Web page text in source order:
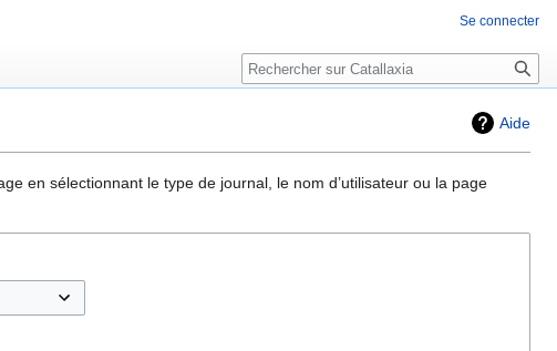
Aide
en sélectionnant le type de journal, le nom d’utilisateur ou la page
Se connecter
Rechercher